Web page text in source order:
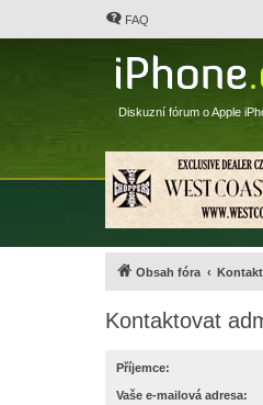
FAQ
Diskuzní fórum o Apple
Obsah fóra
Kontaktovat
Příjemce:
Vaše e-mailová adresa: